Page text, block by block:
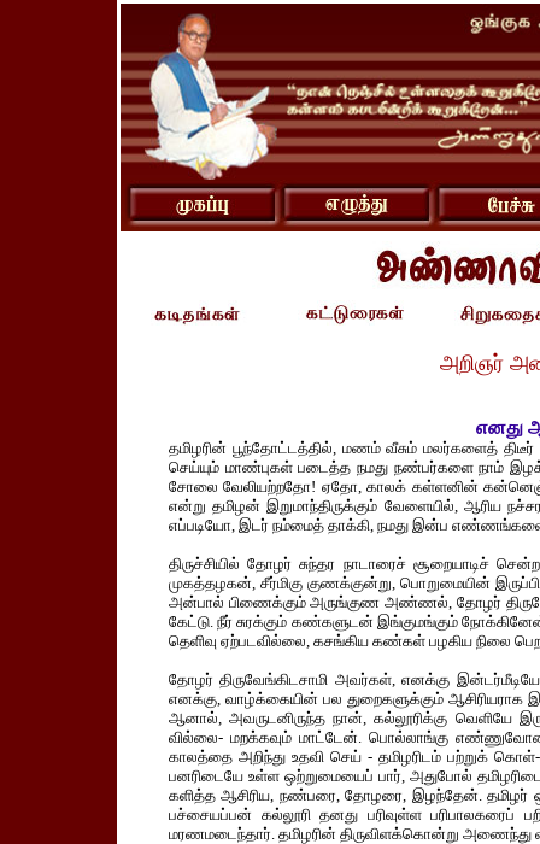
அறிஞர்
எனது
தமிழரின் பூந்தோட்டத்தில், மணம் வீசும் மலர்களைத்
செய்யும் மாண்புகள் படைத்த நமது நண்பர்களை நாம்
சோலை வேலியற்றதோ! ஏதோ, காலக் கள்ளனின்
என்று தமிழன் இறுமாந்திருக்கும் வேளையில், ஆரிய
எப்படியோ, இடர் நம்மைத் தாக்கி, நமது இன்ப
திருச்சியில் தோழர் சுந்தர நாடாரைச் சூறையாடிச்
முகத்தழகன், சீர்மிகு குணக்குன்று, பொறுமையின்
அன்பால் பிணைக்கும் அருங்குண அண்ணல், தோழர்
கேட்டு. நீர் சுரக்கும் கண்களுடன் இங்குமங்கும்
தெளிவு ஏற்படவில்லை, கசங்கிய கண்கள் பழகிய நிலை
தோழர் திருவேங்கிடசாமி அவர்கள், எனக்கு
எனக்கு, வாழ்க்கையின் பல துறைகளுக்கும் ஆசிரியராக
ஆனால், அவருடனிருந்த நான், கல்லூரிக்கு வெளியே
வில்லை- மறக்கவும் மாட்டேன். பொல்லாங்கு
காலத்தை அறிந்து உதவி செய் - தமிழரிடம் பற்றுக்
பனரிடையே உள்ள ஒற்றுமையைப் பார், அதுபோல்
களித்த ஆசிரிய, நண்பரை, தோழரை, இழந்தேன். தமிழர்
பச்சையப்பன் கல்லூரி தனது பரிவுள்ள பரிபாலகரைப்
மரணமடைந்தார். தமிழரின் திருவிளக்கொன்று அணைந்து